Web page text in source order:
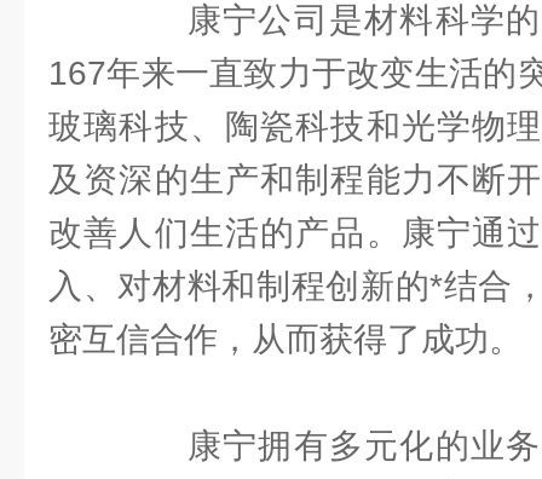
康宁公司是材料科学的
167年来一直致力于改变生活的
玻璃科技、陶瓷科技和光学物
及资深的生产和制程能力不断
改善人们生活的产品。康宁通
入、对材料和制程创新的*结合
密互信合作，从而获得了成功。
康宁拥有多元化的业务